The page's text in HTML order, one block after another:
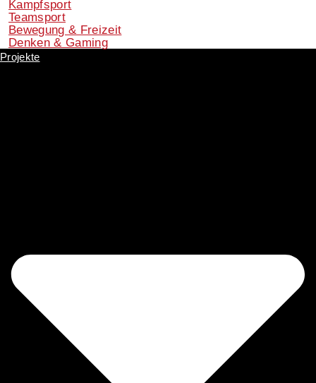
Kampfsport
Teamsport
Bewegung & Freizeit
Denken & Gaming
Projekte